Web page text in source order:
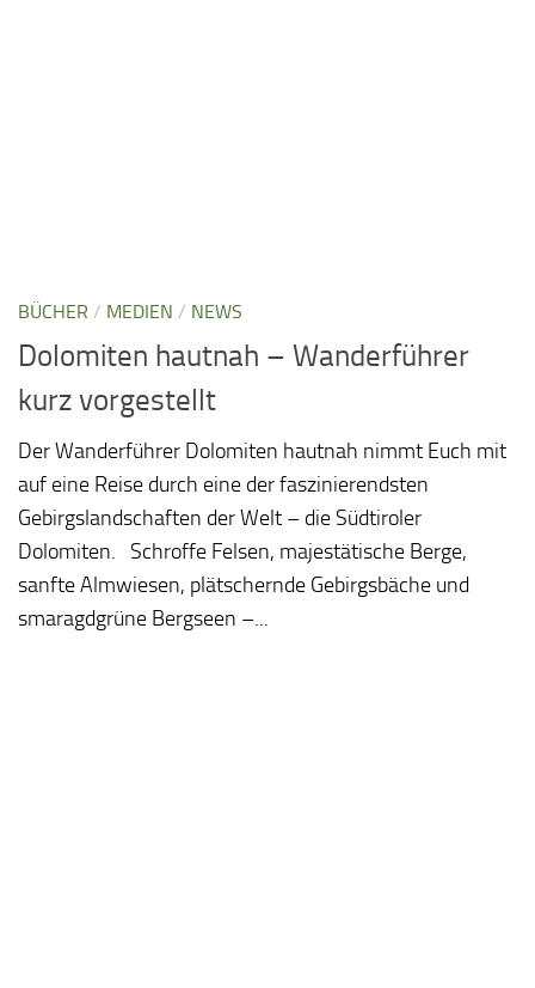
BÜCHER / MEDIEN / NEWS
Dolomiten hautnah – Wanderführer
kurz vorgestellt
Der Wanderführer Dolomiten hautnah nimmt Euch mit
auf eine Reise durch eine der faszinierendsten
Gebirgslandschaften der Welt – die Südtiroler
Dolomiten. Schroffe Felsen, majestätische Berge,
sanfte Almwiesen, plätschernde Gebirgsbäche und
smaragdgrüne Bergseen –...